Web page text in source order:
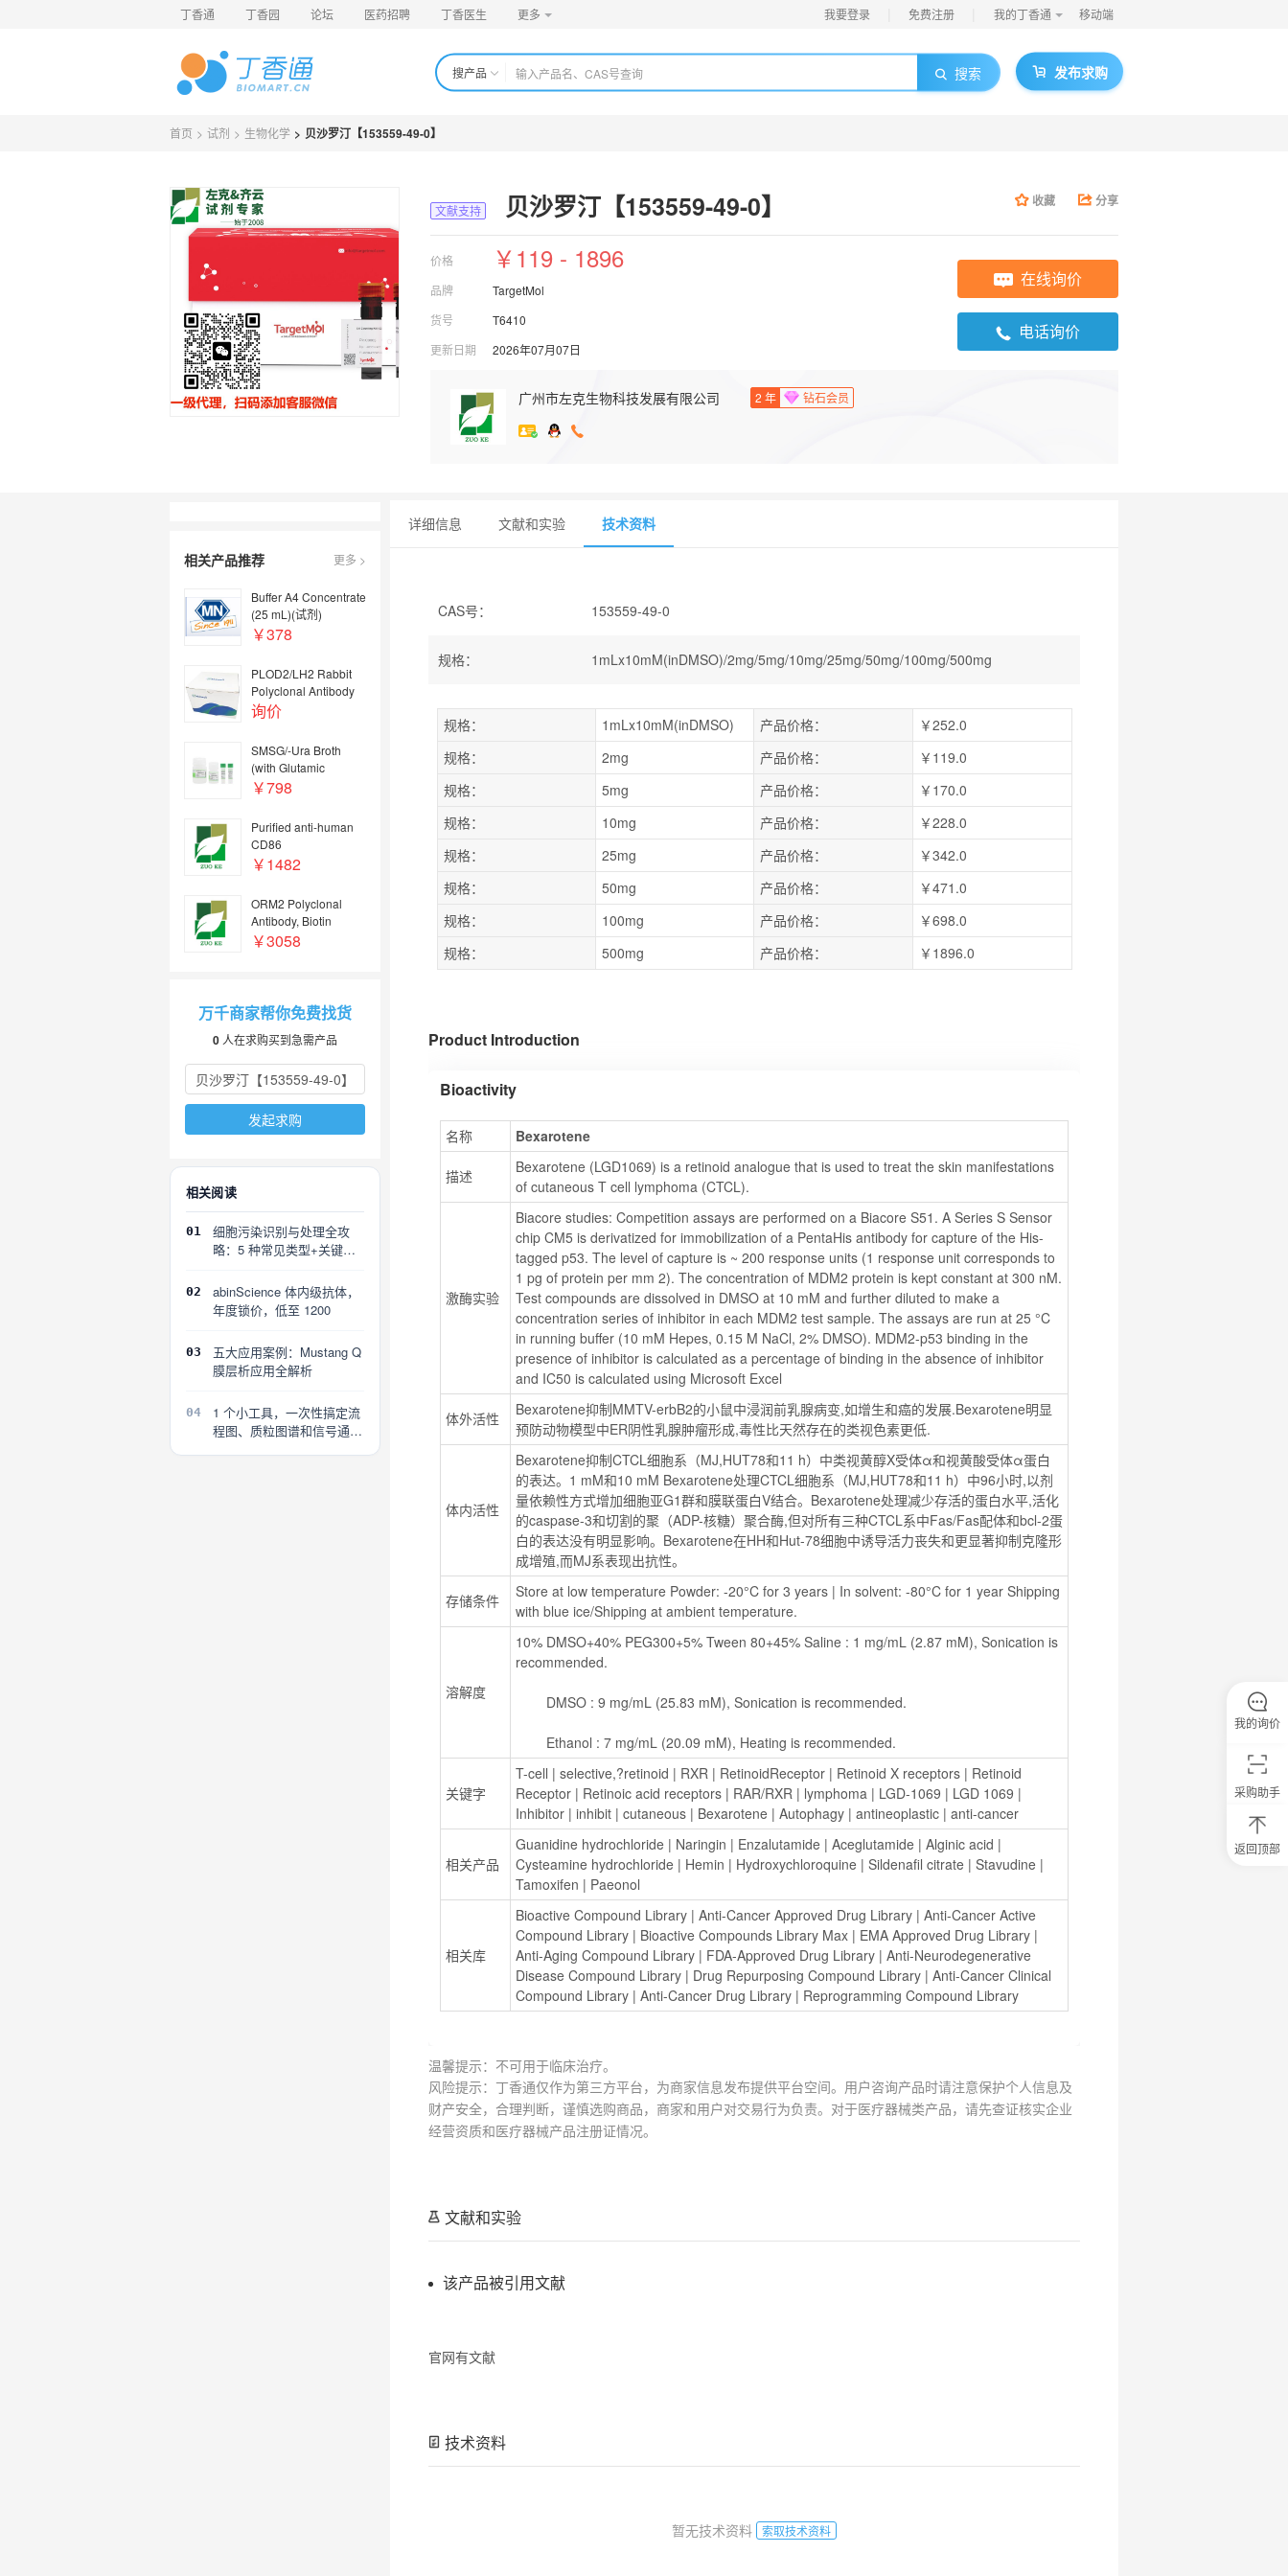
丁香通 丁香园 论坛 医药招聘 丁香医生 更多 我要登录 免费注册 我的丁香通 移动端
搜产品 搜索 发布求购
首页 > 试剂 > 生物化学 > 贝沙罗汀【153559-49-0】
文献支持 贝沙罗汀【153559-49-0】 收藏 分享
价格 ￥119 - 1896
品牌
TargetMol
货号
T6410
更新日期
2026年07月07日
在线询价
电话询价
广州市左克生物科技发展有限公司 2 年 钻石会员
相关产品推荐 更多 >
Buffer A4 Concentrate
(25 mL)(试剂)
￥378
PLOD2/LH2 Rabbit
Polyclonal Antibody
询价
SMSG/-Ura Broth
(with Glutamic
Sodium and
葡萄糖）
￥798
Purified anti-human
CD86
￥1482
ORM2 Polyclonal
Antibody, Biotin
Conjugated
￥3058
万千商家帮你免费找货
0 人在求购买到急需产品
发起求购
相关阅读
01
细胞污染识别与处理全攻
略：5 种常见类型+关键误
02
abinScience 体内级抗体，
年度锁价，低至 1200
03
五大应用案例：Mustang Q
膜层析应用全解析
04
1 个小工具，一次性搞定流
程图、质粒图谱和信号通路
详细信息 文献和实验 技术资料
CAS号： 153559-49-0
规格： 1mLx10mM(inDMSO)/2mg/5mg/10mg/25mg/50mg/100mg/500mg
规格： 1mLx10mM(inDMSO) 产品价格：
￥252.0
规格：
2mg 产品价格：
￥119.0
规格：
5mg 产品价格：
￥170.0
规格：
10mg 产品价格：
￥228.0
规格：
25mg 产品价格：
￥342.0
规格：
50mg 产品价格：
￥471.0
规格：
100mg 产品价格：
￥698.0
规格：
500mg 产品价格： ￥1896.0
Product Introduction
Bioactivity
名称 Bexarotene
描述
Bexarotene (LGD1069) is a retinoid analogue that is used to treat the skin manifestations
of cutaneous T cell lymphoma (CTCL).
激酶实验
Biacore studies: Competition assays are performed on a Biacore S51. A Series S Sensor
chip CM5 is derivatized for immobilization of a PentaHis antibody for capture of the His-
tagged p53. The level of capture is ~ 200 response units (1 response unit corresponds to
1 pg of protein per mm 2). The concentration of MDM2 protein is kept constant at 300 nM.
Test compounds are dissolved in DMSO at 10 mM and further diluted to make a
concentration series of inhibitor in each MDM2 test sample. The assays are run at 25 °C
in running buffer (10 mM Hepes, 0.15 M NaCl, 2% DMSO). MDM2-p53 binding in the
presence of inhibitor is calculated as a percentage of binding in the absence of inhibitor
and IC50 is calculated using Microsoft Excel
体外活性
Bexarotene抑制MMTV-erbB2的小鼠中浸润前乳腺病变,如增生和癌的发展.Bexarotene明显
预防动物模型中ER阴性乳腺肿瘤形成,毒性比天然存在的类视色素更低.
体内活性
Bexarotene抑制CTCL细胞系（MJ,HUT78和11 h）中类视黄醇X受体α和视黄酸受体α蛋白
的表达。1 mM和10 mM Bexarotene处理CTCL细胞系（MJ,HUT78和11 h）中96小时,以剂
量依赖性方式增加细胞亚G1群和膜联蛋白V结合。Bexarotene处理减少存活的蛋白水平,活化
的caspase-3和切割的聚（ADP-核糖）聚合酶,但对所有三种CTCL系中Fas/Fas配体和bcl-2蛋
白的表达没有明显影响。Bexarotene在HH和Hut-78细胞中诱导活力丧失和更显著抑制克隆形
成增殖,而MJ系表现出抗性。
存储条件
Store at low temperature Powder: -20°C for 3 years | In solvent: -80°C for 1 year Shipping
with blue ice/Shipping at ambient temperature.
溶解度
10% DMSO+40% PEG300+5% Tween 80+45% Saline : 1 mg/mL (2.87 mM), Sonication is
recommended.
        DMSO : 9 mg/mL (25.83 mM), Sonication is recommended.
        Ethanol : 7 mg/mL (20.09 mM), Heating is recommended.
关键字
T-cell | selective,?retinoid | RXR | RetinoidReceptor | Retinoid X receptors | Retinoid
Receptor | Retinoic acid receptors | RAR/RXR | lymphoma | LGD-1069 | LGD 1069
Inhibitor | inhibit | cutaneous | Bexarotene | Autophagy | antineoplastic | anti-cancer
相关产品
Guanidine hydrochloride | Naringin | Enzalutamide | Aceglutamide | Alginic acid
Cysteamine hydrochloride | Hemin | Hydroxychloroquine | Sildenafil citrate | Stavudine
Tamoxifen | Paeonol
相关库
Bioactive Compound Library | Anti-Cancer Approved Drug Library | Anti-Cancer Active
Compound Library | Bioactive Compounds Library Max | EMA Approved Drug Library
Anti-Aging Compound Library | FDA-Approved Drug Library | Anti-Neurodegenerative
Disease Compound Library | Drug Repurposing Compound Library | Anti-Cancer Clinical
Compound Library | Anti-Cancer Drug Library | Reprogramming Compound Library
温馨提示：不可用于临床治疗。
风险提示：丁香通仅作为第三方平台，为商家信息发布提供平台空间。用户咨询产品时请注意保护个人信息及
财产安全，合理判断，谨慎选购商品，商家和用户对交易行为负责。对于医疗器械类产品，请先查证核实企业
经营资质和医疗器械产品注册证情况。
文献和实验
该产品被引用文献
官网有文献
技术资料
暂无技术资料 索取技术资料
采购助手
返回顶部
我的询价